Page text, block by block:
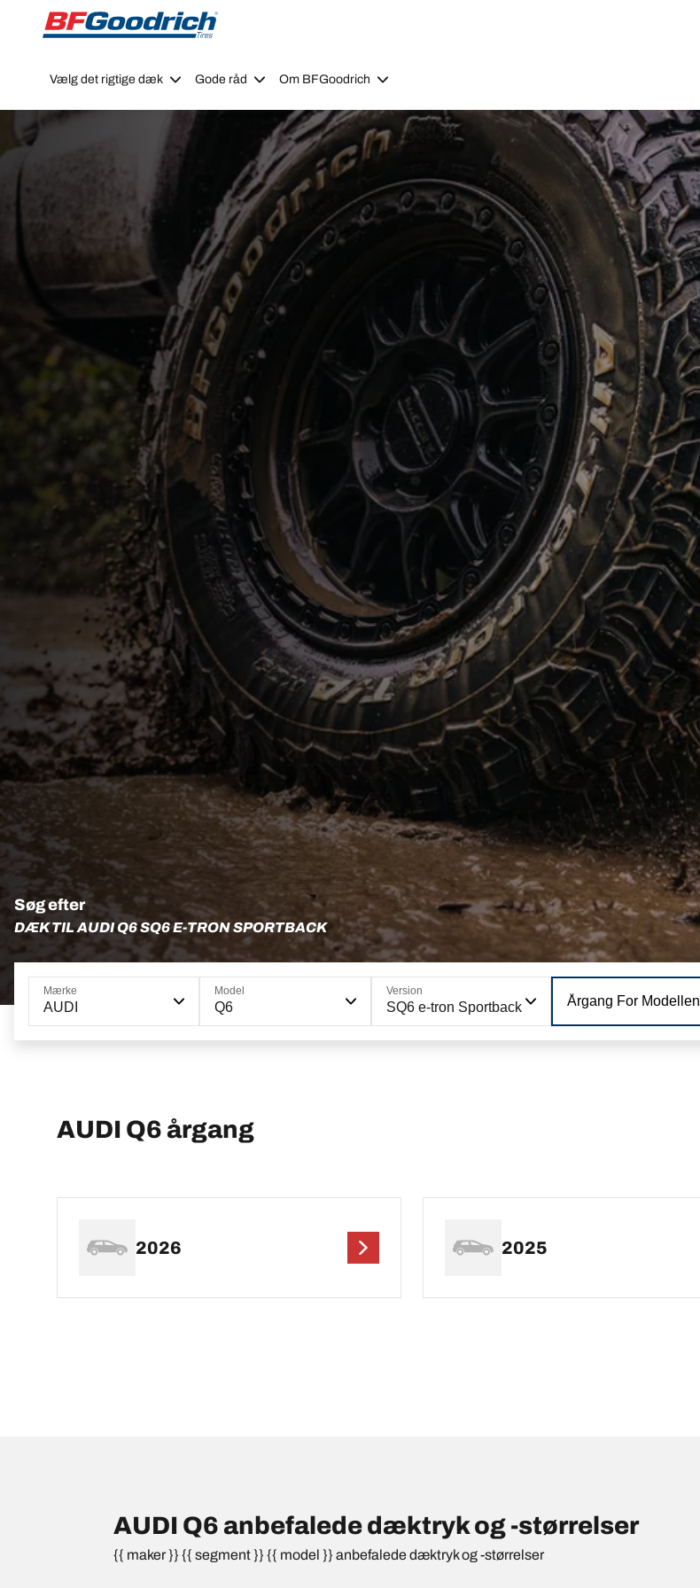
Go to page content
Go to page navigation
Vælg det rigtige dæk Gode råd Om BFGoodrich
Søg efter
DÆK TIL AUDI Q6 SQ6 E-TRON SPORTBACK
Mærke
AUDI
Model
Q6
Version
SQ6 e-tron Sportback Årgang For Modellen
AUDI Q6 årgang
2026 2025
AUDI Q6 anbefalede dæktryk og -størrelser
{{ maker }} {{ segment }} {{ model }} anbefalede dæktryk og -størrelser